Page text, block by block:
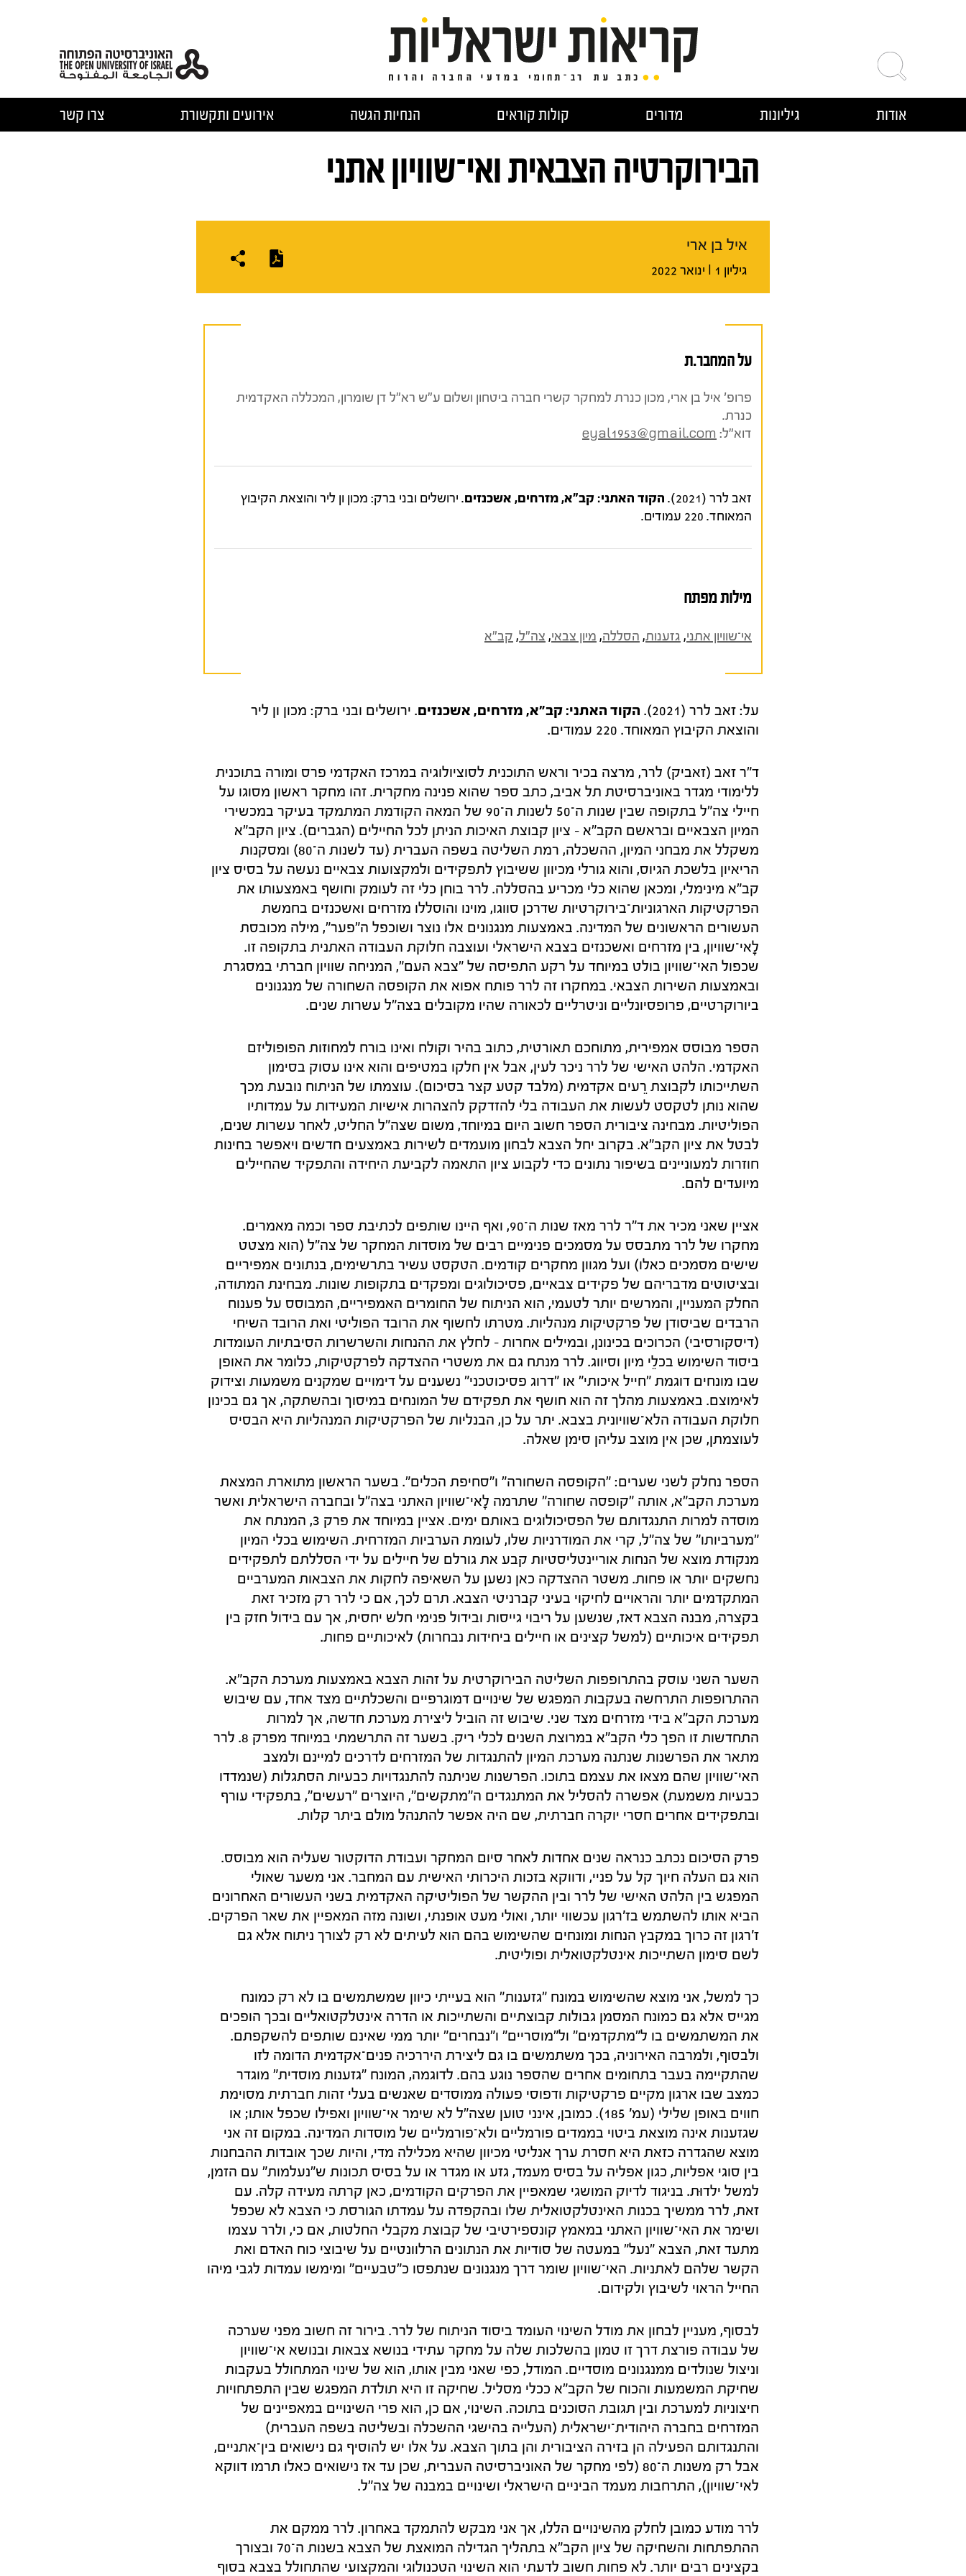
אודות גיליונות מדורים קולות קוראים הנחיות הגשה אירועים ותקשורת צרו קשר
הבירוקרטיה הצבאית ואי־שוויון אתני
איל בן ארי
גיליון 1 I ינואר 2022
על המחבר.ת
פרופ' איל בן ארי, מכון כנרת למחקר קשרי חברה ביטחון ושלום ע"ש רא"ל דן שומרון, המכללה האקדמית
כנרת.
דוא"ל: eyal1953@gmail.com
זאב לרר (2021). הקוד האתני: קב"א, מזרחים, אשכנזים. ירושלים ובני ברק: מכון ון ליר והוצאת הקיבוץ
המאוחד. 220 עמודים.
מילות מפתח
אי־שוויון אתני, גזענות, הסללה, מיון צבאי, צה"ל, קב"א
על: זאב לרר (2021). הקוד האתני: קב"א, מזרחים, אשכנזים. ירושלים ובני ברק: מכון ון ליר
והוצאת הקיבוץ המאוחד. 220 עמודים.
ד"ר זאב (זאביק) לרר, מרצה בכיר וראש התוכנית לסוציולוגיה במרכז האקדמי פרס ומורה בתוכנית
ללימודי מגדר באוניברסיטת תל אביב, כתב ספר שהוא פנינה מחקרית. זהו מחקר ראשון מסוגו על
חיילי צה"ל בתקופה שבין שנות ה־50 לשנות ה־90 של המאה הקודמת המתמקד בעיקר במכשירי
המיון הצבאיים ובראשם הקב"א – ציון קבוצת האיכות הניתן לכל החיילים (הגברים). ציון הקב"א
משקלל את מבחני המיון, ההשכלה, רמת השליטה בשפה העברית (עד לשנות ה־80) ומסקנות
הריאיון בלשכת הגיוס, והוא גורלי מכיוון ששיבוץ לתפקידים ולמקצועות צבאיים נעשה על בסיס ציון
קב"א מינימלי, ומכאן שהוא כלי מכריע בהסללה. לרר בוחן כלי זה לעומק וחושף באמצעותו את
הפרקטיקות הארגוניות־בירוקרטיות שדרכן סווגו, מוינו והוסללו מזרחים ואשכנזים בחמשת
העשורים הראשונים של המדינה. באמצעות מנגנונים אלו נוצר ושוכפל ה"פער", מילה מכובסת
לָאי־שוויון, בין מזרחים ואשכנזים בצבא הישראלי ועוצבה חלוקת העבודה האתנית בתקופה זו.
שכפול האי־שוויון בולט במיוחד על רקע התפיסה של "צבא העם", המניחה שוויון חברתי במסגרת
ובאמצעות השירות הצבאי. במחקרו זה לרר פותח אפוא את הקופסה השחורה של מנגנונים
ביורוקרטיים, פרופסיונליים וניטרליים לכאורה שהיו מקובלים בצה"ל עשרות שנים.
הספר מבוסס אמפירית, מתוחכם תאורטית, כתוב בהיר וקולח ואינו בורח למחוזות הפופוליזם
האקדמי. הלהט האישי של לרר ניכר לעין, אבל אין חלקו במטיפים והוא אינו עסוק בסימון
השתייכותו לקבוצת רֵעים אקדמית (מלבד קטע קצר בסיכום). עוצמתו של הניתוח נובעת מכך
שהוא נותן לטקסט לעשות את העבודה בלי להזדקק להצהרות אישיות המעידות על עמדותיו
הפוליטיות. מבחינה ציבורית הספר חשוב היום במיוחד, משום שצה"ל החליט, לאחר עשרות שנים,
לבטל את ציון הקב"א. בקרוב יחל הצבא לבחון מועמדים לשירות באמצעים חדשים ויאפשר בחינות
חוזרות למעוניינים בשיפור נתונים כדי לקבוע ציון התאמה לקביעת היחידה והתפקיד שהחיילים
מיועדים להם.
אציין שאני מכיר את ד"ר לרר מאז שנות ה־90, ואף היינו שותפים לכתיבת ספר וכמה מאמרים.
מחקרו של לרר מתבסס על מסמכים פנימיים רבים של מוסדות המחקר של צה"ל (הוא מצטט
שישים מסמכים כאלו) ועל מגוון מחקרים קודמים. הטקסט עשיר בתרשימים, בנתונים אמפיריים
ובציטוטים מדבריהם של פקידים צבאיים, פסיכולוגים ומפקדים בתקופות שונות. מבחינת המתודה,
החלק המעניין, והמרשים יותר לטעמי, הוא הניתוח של החומרים האמפיריים, המבוסס על פענוח
הרבדים שביסודן של פרקטיקות מנהליות. מטרתו לחשוף את הרובד הפוליטי ואת הרובד השיחי
(דיסקורסיבי) הכרוכים בכינונן, ובמילים אחרות – לחלץ את ההנחות והשרשרות הסיבתיות העומדות
ביסוד השימוש בכלֵי מיון וסיווג. לרר מנתח גם את משטרי ההצדקה לפרקטיקות, כלומר את האופן
שבו מונחים דוגמת "חייל איכותי" או "דרוג פסיכוטכני" נשענים על דימויים שמקנים משמעות וצידוק
לאימוצם. באמצעות מהלך זה הוא חושף את תפקידם של המונחים במיסוך ובהשתקה, אך גם בכינון
חלוקת העבודה הלא־שוויונית בצבא. יתר על כן, הבנליות של הפרקטיקות המנהליות היא הבסיס
לעוצמתן, שכן אין מוצב עליהן סימן שאלה.
הספר נחלק לשני שערים: "הקופסה השחורה" ו"סחיפת הכלים". בשער הראשון מתוארת המצאת
מערכת הקב"א, אותה "קופסה שחורה" שתרמה לָאי־שוויון האתני בצה"ל ובחברה הישראלית ואשר
מוסדה למרות התנגדותם של הפסיכולוגים באותם ימים. אציין במיוחד את פרק 3, המנתח את
"מערביותו" של צה"ל, קרי את המודרניות שלו, לעומת הערביות המזרחית. השימוש בכלי המיון
מנקודת מוצא של הנחות אוריינטליסטיות קבע את גורלם של חיילים על ידי הסללתם לתפקידים
נחשקים יותר או פחות. משטר ההצדקה כאן נשען על השאיפה לחקות את הצבאות המערביים
המתקדמים יותר והראויים לחיקוי בעיני קברניטי הצבא. תרם לכך, אם כי לרר רק מזכיר זאת
בקצרה, מבנה הצבא דאז, שנשען על ריבוי גייסות ובידול פנימי חלש יחסית, אך עם בידול חזק בין
תפקידים איכותיים (למשל קצינים או חיילים ביחידות נבחרות) לאיכותיים פחות.
השער השני עוסק בהתרופפות השליטה הבירוקרטית על זהות הצבא באמצעות מערכת הקב"א.
ההתרופפות התרחשה בעקבות המפגש של שינויים דמוגרפיים והשכלתיים מצד אחד, עם שיבוש
מערכת הקב"א בידי מזרחים מצד שני. שיבוש זה הוביל ליצירת מערכת חדשה, אך למרות
התחדשות זו הפך כלי הקב"א במרוצת השנים לכלי ריק. בשער זה התרשמתי במיוחד מפרק 8. לרר
מתאר את הפרשנות שנתנה מערכת המיון להתנגדות של המזרחים לדרכים למיינם ולמצב
האי־שוויון שהם מצאו את עצמם בתוכו. הפרשנות שניתנה להתנגדויות כבעיות הסתגלות (שנמדדו
כבעיות משמעת) אפשרה להסליל את המתנגדים ה"מתקשים", היוצרים "רעשים", בתפקידי עורף
ובתפקידים אחרים חסרי יוקרה חברתית, שם היה אפשר להתנהל מולם ביתר קלות.
פרק הסיכום נכתב כנראה שנים אחדות לאחר סיום המחקר ועבודת הדוקטור שעליה הוא מבוסס.
הוא גם העלה חיוך קל על פניי, ודווקא בזכות היכרותי האישית עם המחבר. אני משער שאולי
המפגש בין הלהט האישי של לרר ובין ההקשר של הפוליטיקה האקדמית בשני העשורים האחרונים
הביא אותו להשתמש בז'רגון עכשווי יותר, ואולי מעט אופנתי, ושונה מזה המאפיין את שאר הפרקים.
ז'רגון זה כרוך במקבץ הנחות ומונחים שהשימוש בהם הוא לעיתים לא רק לצורך ניתוח אלא גם
לשם סימון השתייכות אינטלקטואלית ופוליטית.
כך למשל, אני מוצא שהשימוש במונח "גזענות" הוא בעייתי כיוון שמשתמשים בו לא רק כמונח
מגייס אלא גם כמונח המסמן גבולות קבוצתיים והשתייכות או הדרה אינטלקטואליים ובכך הופכים
את המשתמשים בו ל"מתקדמים" ול"מוסריים" ו"נבחרים" יותר ממי שאינם שותפים להשקפתם.
ולבסוף, ולמרבה האירוניה, בכך משתמשים בו גם ליצירת היררכיה פנים־אקדמית הדומה לזו
שהתקיימה בעבר בתחומים אחרים שהספר נוגע בהם. לדוגמה, המונח "גזענות מוסדית" מוגדר
כמצב שבו ארגון מקיים פרקטיקות ודפוסי פעולה ממוסדים שאנשים בעלי זהות חברתית מסוימת
חווים באופן שלילי (עמ' 185). כמובן, אינני טוען שצה"ל לא שימר אי־שוויון ואפילו שכפל אותו; או
שגזענות אינה מוצאת ביטוי בממדים פורמליים ולא־פורמליים של מוסדות המדינה. במקום זה אני
מוצא שהגדרה כזאת היא חסרת ערך אנליטי מכיוון שהיא מכלילה מדי, והיות שכך אובדות ההבחנות
בין סוגי אפליות, כגון אפליה על בסיס מעמד, גזע או מגדר או על בסיס תכונות ש"נעלמות" עם הזמן,
למשל ילדוּת. בניגוד לדיוק המושגי שמאפיין את הפרקים הקודמים, כאן קרתה מעידה קלה. עם
זאת, לרר ממשיך בכנות האינטלקטואלית שלו ובהקפדה על עמדתו הגורסת כי הצבא לא שכפל
ושימר את האי־שוויון האתני במאמץ קונספירטיבי של קבוצת מקבלי החלטות, אם כי, ולרר עצמו
מתעד זאת, הצבא "נעל" במעטה של סודיות את הנתונים הרלוונטיים על שיבוצי כוח האדם ואת
הקשר שלהם לאתניות. האי־שוויון שומר דרך מנגנונים שנתפסו כ"טבעיים" ומימשו עמדות לגבי מיהו
החייל הראוי לשיבוץ ולקידום.
לבסוף, מעניין לבחון את מודל השינוי העומד ביסוד הניתוח של לרר. בירור זה חשוב מפני שערכה
של עבודה פורצת דרך זו טמון בהשלכות שלה על מחקר עתידי בנושא צבאות ובנושא אי־שוויון
וניצול שנולדים ממנגנונים מוסדיים. המודל, כפי שאני מבין אותו, הוא של שינוי המתחולל בעקבות
שחיקת המשמעות והכוח של הקב"א ככלי מסליל. שחיקה זו היא תולדת המפגש שבין התפתחויות
חיצוניות למערכת ובין תגובת הסוכנים בתוכה. השינוי, אם כן, הוא פרי השינויים במאפיינים של
המזרחים בחברה היהודית־ישראלית (העלייה בהישגי ההשכלה ובשליטה בשפה העברית)
והתנגדותם הפעילה הן בזירה הציבורית והן בתוך הצבא. על אלו יש להוסיף גם נישואים בין־אתניים,
אבל רק משנות ה־80 (לפי מחקר של האוניברסיטה העברית, שכן עד אז נישואים כאלו תרמו דווקא
לאי־שוויון), התרחבות מעמד הביניים הישראלי ושינויים במבנה של צה"ל.
לרר מודע כמובן לחלק מהשינויים הללו, אך אני מבקש להתמקד באחרון. לרר ממקם את
ההתפתחות והשחיקה של ציון הקב"א בתהליך הגדילה המואצת של הצבא בשנות ה־70 ובצורך
בקצינים רבים יותר. לא פחות חשוב לדעתי הוא השינוי הטכנולוגי והמקצועי שהתחולל בצבא בסוף